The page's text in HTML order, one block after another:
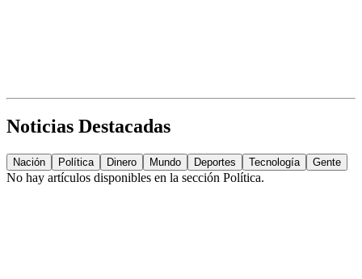
Noticias Destacadas
Nación Política Dinero Mundo Deportes Tecnología Gente
No hay artículos disponibles en la sección Política.